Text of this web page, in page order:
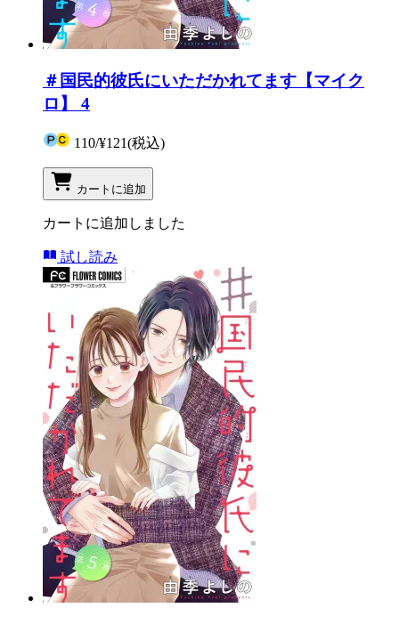
＃国民的彼氏にいただかれてます【マイク
ロ】 4
110/¥121(税込)
カートに追加
カートに追加しました
試し読み